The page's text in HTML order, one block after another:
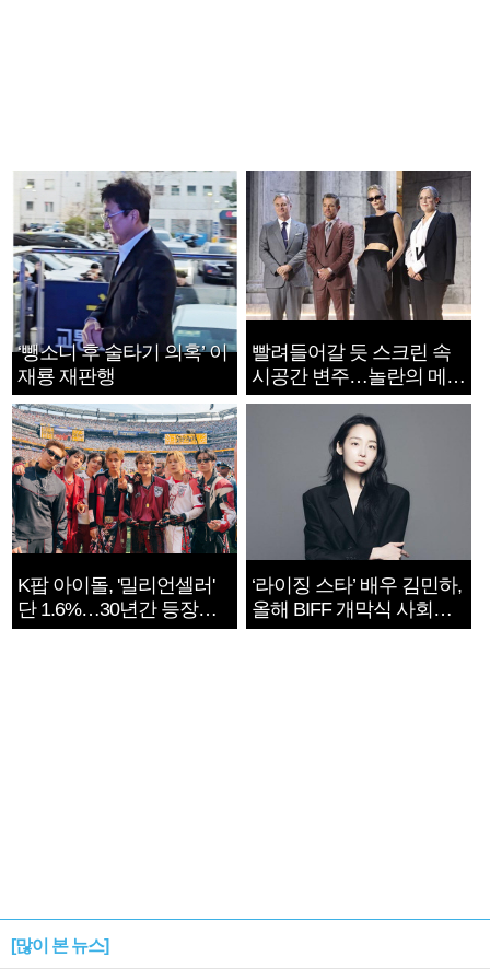
‘뺑소니 후 술타기 의혹’ 이
재룡 재판행
빨려들어갈 듯 스크린 속
시공간 변주…놀란의 메시
지는 ‘전쟁 속죄’
K팝 아이돌, '밀리언셀러'
단 1.6%…30년간 등장
1182개팀 전수조사
‘라이징 스타’ 배우 김민하,
올해 BIFF 개막식 사회자
확정
[많이 본 뉴스]